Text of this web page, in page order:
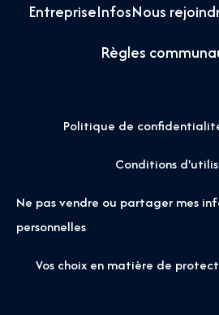
EntrepriseInfosNous
Règles
Politique de
Conditions
Ne pas vendre ou partager mes
personnelles
Vos choix en matière de